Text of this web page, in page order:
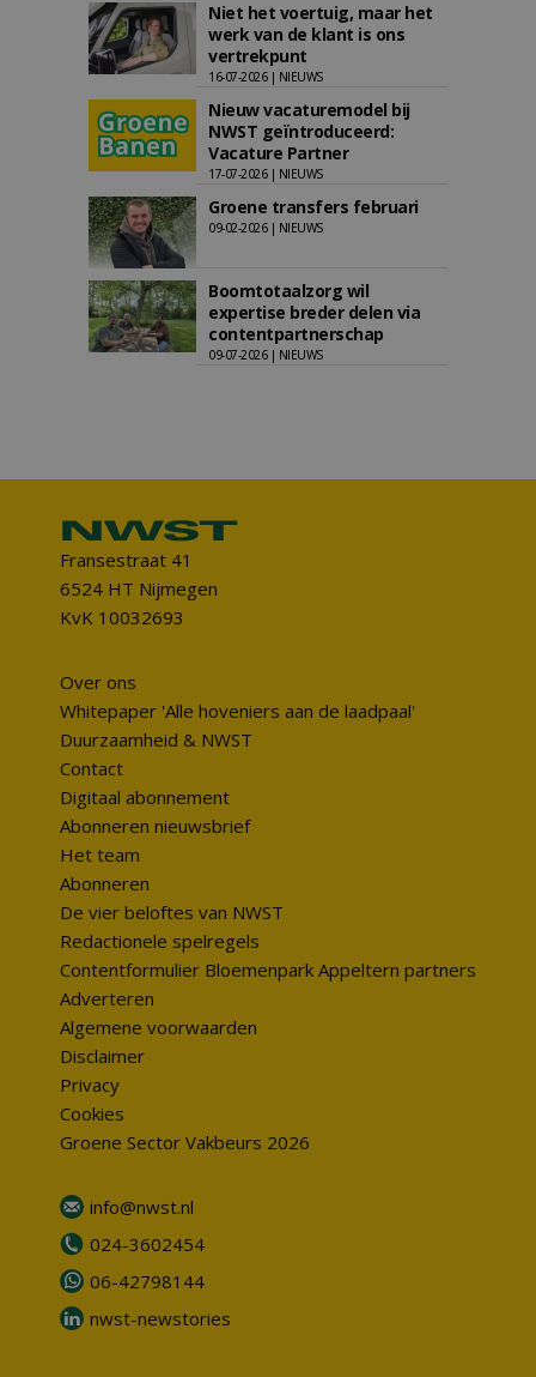
Niet het voertuig, maar het
werk van de klant is ons
vertrekpunt
16-07-2026 | NIEUWS
Nieuw vacaturemodel bij
NWST geïntroduceerd:
Vacature Partner
17-07-2026 | NIEUWS
Groene transfers februari
09-02-2026 | NIEUWS
Boomtotaalzorg wil
expertise breder delen via
contentpartnerschap
09-07-2026 | NIEUWS
Fransestraat 41
6524 HT Nijmegen
KvK 10032693
Over ons
Whitepaper 'Alle hoveniers aan de laadpaal'
Duurzaamheid & NWST
Contact
Digitaal abonnement
Abonneren nieuwsbrief
Het team
Abonneren
De vier beloftes van NWST
Redactionele spelregels
Contentformulier Bloemenpark Appeltern partners
Adverteren
Algemene voorwaarden
Disclaimer
Privacy
Cookies
Groene Sector Vakbeurs 2026
info@nwst.nl
024-3602454
06-42798144
nwst-newstories